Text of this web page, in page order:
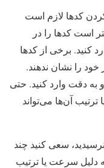
کدها لازم است
است کدها را در
کنید. برخی از کدها
خود را نشان ندهند.
به دقت وارد کنید. حتی
ترتیب آن‌ها می‌تواند
سعی کنید چند
دلیل سرعت یا ترتیب